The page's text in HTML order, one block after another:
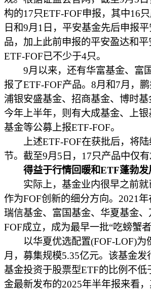
构的17只ETF-FOF申报，其中16
日和9月1日，平安基金先后申报
品，加上此前申报的平安盈达和
ETF-FOF已不少于4只。
9月以来，还有华富基金、富
报了ETF-FOF产品。8月和7月，
浦银安盛基金、招商基金、博时
今年上半年，则有大成基金、上
基金等公募上报ETF-FOF。
上述ETF-FOF在获批后，将陆
节。截至9月5日，17只产品中仅有
得益于行情回暖和ETF蓬勃发
实际上，基金业内很早之前就
作为FOF创新的细分方向。2021
瑞信基金、富国基金、华夏基金
FOF成立，成为最早一批“吃螃蟹者
以华夏优选配置(FOF-LOF)为
月，募集规模5.35亿元。该基金
基金投资于股票型ETF的比例不
金最新发布的2025年半年报来看